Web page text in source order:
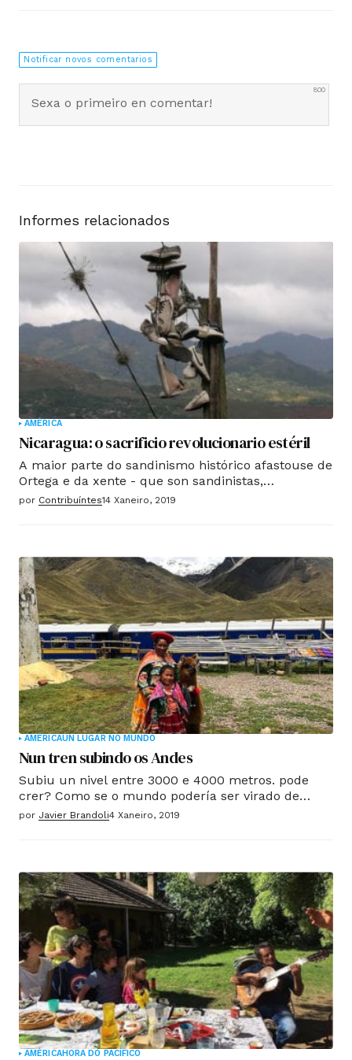
Notificar novos comentarios
800
Informes relacionados
AMÉRICA
Nicaragua: o sacrificio revolucionario estéril
A maior parte do sandinismo histórico afastouse de
Ortega e da xente - que son sandinistas,
antiimperialista e progresista - quere derrocar a un
por Contribuíntes14 Xaneiro, 2019
AMÉRICAUN LUGAR NO MUNDO
Nun tren subindo os Andes
Subiu un nivel entre 3000 e 4000 metros. pode
crer? Como se o mundo podería ser virado de
cabeza para baixo sen caer nada. O tren soprou o
por Javier Brandoli4 Xaneiro, 2019
AMÉRICAHORA DO PACÍFICO